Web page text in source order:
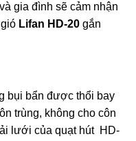
gia đình sẽ cảm nhận
Lifan HD-20 gắn
bụi bẩn được thổi bay
trùng, không cho côn
lưới của quạt hút HD-